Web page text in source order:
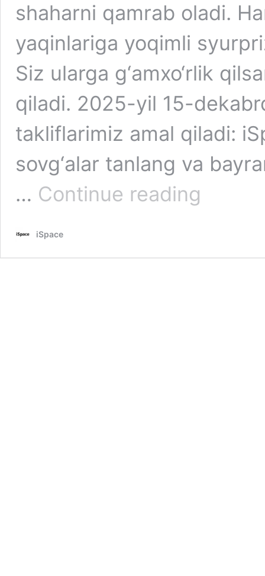
shaharni qamrab oladi.
yaqinlariga yoqimli
Siz ularga g‘amxo‘rlik
qiladi. 2025-yil 15-
takliflarimiz amal qiladi:
sovg‘alar tanlang va
… Continue reading
iSpace